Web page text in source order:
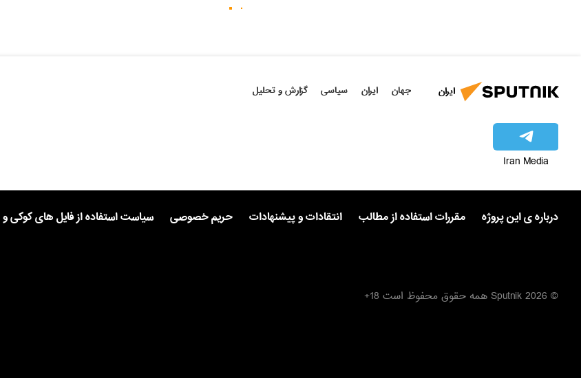
ایران جهان ایران سیاسی گزارش و تحلیل
Iran Media
درباره ی این پروژه مقررات استفاده از مطالب انتقادات و پیشنهادات حریم خصوصی سیاست استفاده از فایل های کوکی
© 2026 Sputnik همه حقوق محفوظ است 18+